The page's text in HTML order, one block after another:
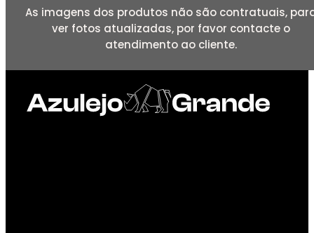
As imagens dos produtos não são contratuais,
ver fotos atualizadas, por favor contacte o
atendimento ao cliente.